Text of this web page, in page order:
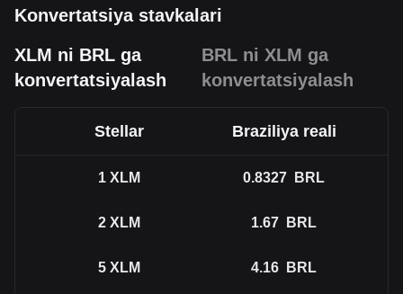
Konvertatsiya stavkalari
XLM ni BRL ga
konvertatsiyalash
BRL ni XLM ga
konvertatsiyalash
Stellar Braziliya reali
1 XLM 0.8327 BRL
2 XLM 1.67 BRL
5 XLM 4.16 BRL